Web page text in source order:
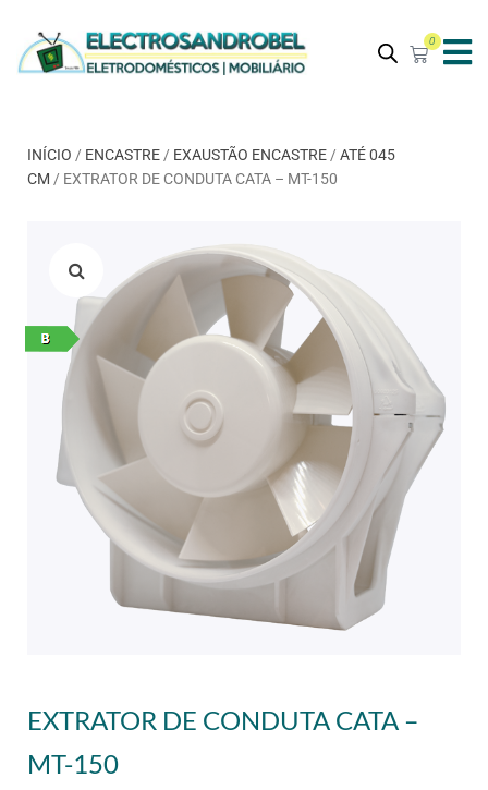
0
INÍCIO / ENCASTRE / EXAUSTÃO ENCASTRE / ATÉ 045
CM / EXTRATOR DE CONDUTA CATA – MT-150
EXTRATOR DE CONDUTA CATA –
MT-150